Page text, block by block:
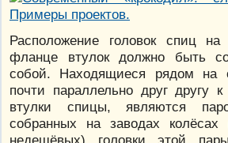
Расположение головок спиц
фланце втулок должно быть
собой. Находящиеся рядом
почти параллельно друг другу
втулки спицы, являются
собранных на заводах
недешёвых) головки этой